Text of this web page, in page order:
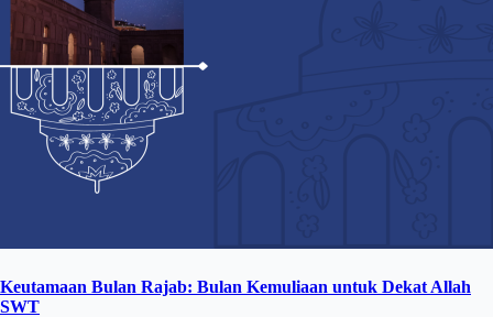
Keutamaan Bulan Rajab: Bulan Kemuliaan untuk Dekat Allah
SWT